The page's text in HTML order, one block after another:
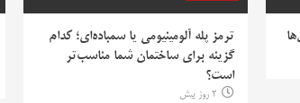
ترمز پله آلومینیومی یا سمباده‌ای؛ کدام
گزینه برای ساختمان شما مناسب‌تر
است؟
2 روز پیش